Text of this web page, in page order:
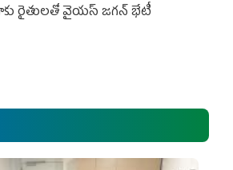
రైతులతో వైయస్ జగన్ భేటీ